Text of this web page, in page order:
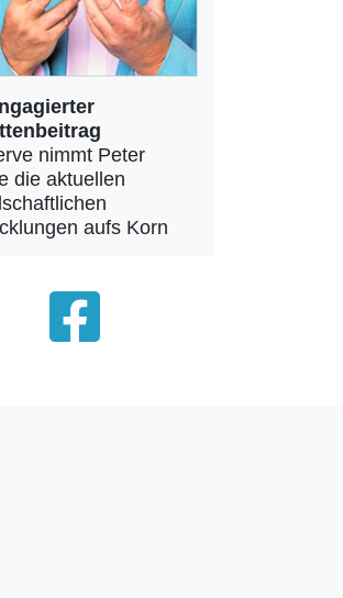
nimmt Peter
die aktuellen
aufs Korn